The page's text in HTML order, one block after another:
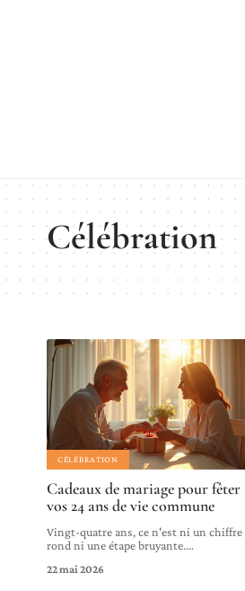
Célébration
CÉLÉBRATION
Cadeaux de mariage pour fêter
vos 24 ans de vie commune
Vingt-quatre ans, ce n'est ni un chiffre
rond ni une étape bruyante.…
22 mai 2026